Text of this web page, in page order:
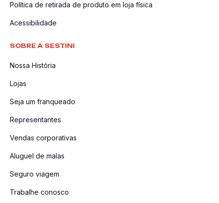
Política de retirada de produto em loja física
Acessibilidade
SOBRE A SESTINI
Nossa História
Lojas
Seja um franqueado
Representantes
Vendas corporativas
Aluguel de malas
Seguro viagem
Trabalhe conosco